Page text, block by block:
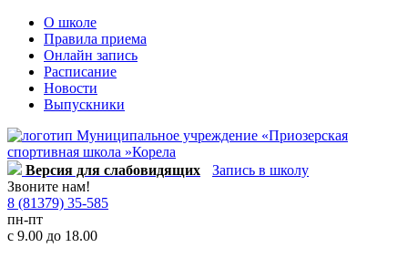
О школе
Правила приема
Онлайн запись
Расписание
Новости
Выпускники
Версия для слабовидящих
Запись в школу
Звоните нам!
8 (81379) 35-585
пн-пт
с 9.00 до 18.00